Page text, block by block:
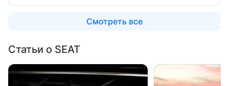
Смотреть все
Статьи о SEAT